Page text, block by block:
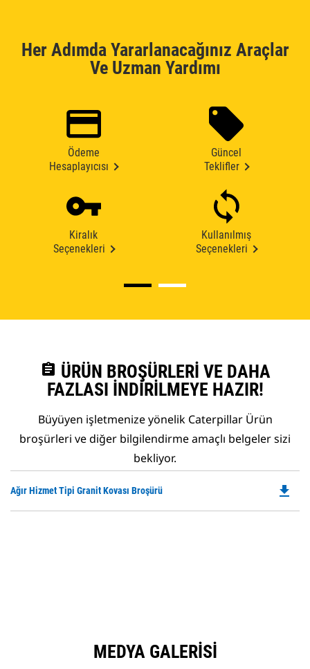
Her Adımda Yararlanacağınız Araçlar
Ve Uzman Yardımı
Ödeme
Hesaplayıcısı
Güncel
Teklifler
Kiralık
Seçenekleri
Kullanılmış
Seçenekleri
assignment ÜRÜN BROŞÜRLERI VE DAHA
FAZLASI İNDIRILMEYE HAZIR!
Büyüyen işletmenize yönelik Caterpillar Ürün
broşürleri ve diğer bilgilendirme amaçlı belgeler sizi
bekliyor.
Ağır Hizmet Tipi Granit Kovası Broşürü file_download
MEDYA GALERISI